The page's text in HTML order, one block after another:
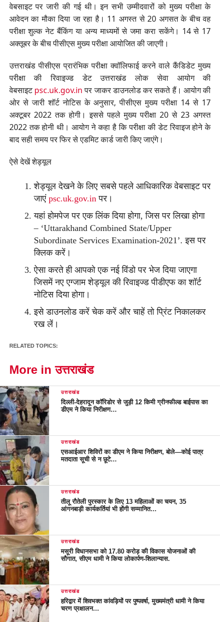
वेबसाइट पर जारी की गई थी। इन सभी उम्मीदवारों को मुख्य परीक्षा के
आवेदन का मौका दिया जा रहा है। 11 अगस्त से 20 अगसत के बीच वह
परीक्षा शुल्क नेट बैंकिंग या अन्य माध्यमों से जमा करा सकेंगे। 14 से 17
अक्तूबर के बीच पीसीएस मुख्य परीक्षा आयोजित की जाएगी।
उत्तराखंड पीसीएस प्रारंभिक परीक्षा क्वॉलिफाई करने वाले कैंडिडेट मुख्य
परीक्षा की रिवाइज्ड डेट उत्तराखंड लोक सेवा आयोग की
वेबसाइटpsc.uk.gov.inपर जाकर डाउनलोड कर सकते हैं। आयोग की
ओर से जारी शॉर्ट नोटिस के अनुसार, पीसीएस मुख्य परीक्षा 14 से 17
अक्टूबर 2022 तक होगी। इससे पहले मुख्य परीक्षा 20 से 23 अगस्त
2022 तक होनी थी। आयोग ने कहा है कि परीक्षा की डेट रिवाइज होने के
बाद सही समय पर फिर से एडमिट कार्ड जारी किए जाएंगे।
ऐसे देखें शेड्यूल
शेड्यूल देखने के लिए सबसे पहले आधिकारिक वेबसाइट पर
जाएं psc.uk.gov.in पर।
यहां होमपेज पर एक लिंक दिया होगा, जिस पर लिखा होगा
– ‘Uttarakhand Combined State/Upper
Subordinate Services Examination-2021’. इस पर
क्लिक करें।
ऐसा करते ही आपको एक नई विंडो पर भेज दिया जाएगा
जिसमें नए एग्जाम शेड्यूल की रिवाइज्ड पीडीएफ का शॉर्ट
नोटिस दिया होगा।
इसे डाउनलोड करें चेक करें और चाहें तो प्रिंट निकालकर
रख लें।
RELATED TOPICS:
More in उत्तराखंड
उत्तराखंड
दिल्ली-देहरादून कॉरिडोर से जुड़ी 12 किमी ग्रीनफील्ड बाईपास का
डीएम ने किया निरीक्षण…
उत्तराखंड
एसआईआर शिविरों का डीएम ने किया निरीक्षण, बोले—कोई पात्र
मतदाता सूची से न छूटे…
उत्तराखंड
तीलू रौतेली पुरस्कार के लिए 13 महिलाओं का चयन, 35
आंगनबाड़ी कार्यकर्तियां भी होंगी सम्मानित…
उत्तराखंड
मसूरी विधानसभा को 17.80 करोड़ की विकास योजनाओं की
सौगात, सीएम धामी ने किया लोकार्पण-शिलान्यास.
उत्तराखंड
हरिद्वार में शिवभक्त कांवड़ियों पर पुष्पवर्षा, मुख्यमंत्री धामी ने किया
चरण प्रक्षालन…